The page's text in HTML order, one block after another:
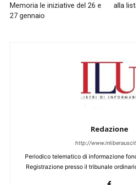
Memoria le iniziative del 26 e
27 gennaio
alla
Redazione
http://
Periodico telematico di informazione
Registrazione presso il tribunale